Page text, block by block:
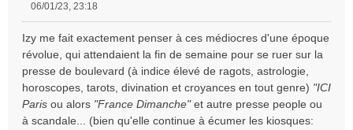
s
s
a
g
e
06/01/23, 23:18
Izy me fait exactement penser à ces médiocres d'une époque
révolue, qui attendaient la fin de semaine pour se ruer sur la
presse de boulevard (à indice élevé de ragots, astrologie,
horoscopes, tarots, divination et croyances en tout genre) "ICI
Paris ou alors "France Dimanche"et autre presse people ou
à scandale... (bien qu'elle continue à écumer les kiosques: